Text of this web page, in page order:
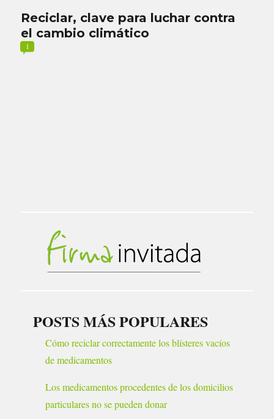
Reciclar, clave para luchar contra
el cambio climático
1
POSTS MÁS POPULARES
Cómo reciclar correctamente los blísteres vacíos
de medicamentos
Los medicamentos procedentes de los domicilios
particulares no se pueden donar